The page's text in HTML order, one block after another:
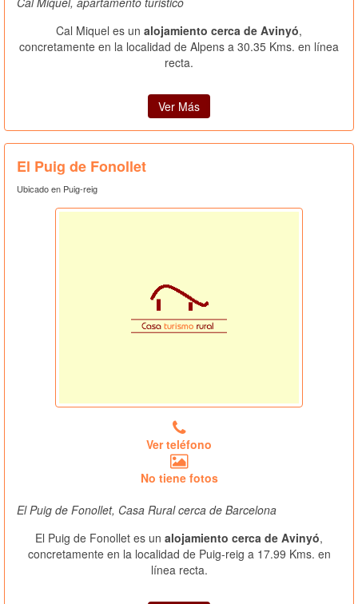
Cal Miquel es un alojamiento cerca de Avinyó,
concretamente en la localidad de Alpens a 30.35 Kms. en línea
recta.
Ver Más
El Puig de Fonollet
Ubicado en Puig-reig
Ver teléfono
No tiene fotos
El Puig de Fonollet, Casa Rural cerca de Barcelona
El Puig de Fonollet es un alojamiento cerca de Avinyó,
concretamente en la localidad de Puig-reig a 17.99 Kms. en
línea recta.